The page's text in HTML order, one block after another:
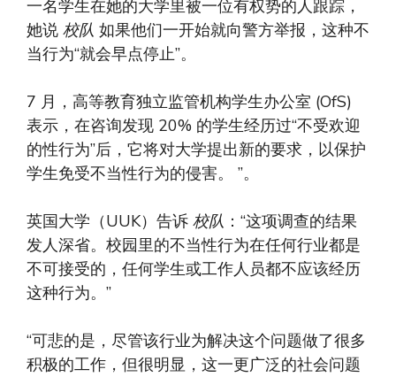
一名学生在她的大学里被一位有权势的人跟踪，
她说 校队 如果他们一开始就向警方举报，这种不
当行为“就会早点停止”。
7 月，高等教育独立监管机构学生办公室 (OfS)
表示，在咨询发现 20% 的学生经历过“不受欢迎
的性行为”后，它将对大学提出新的要求，以保护
学生免受不当性行为的侵害。 ”。
英国大学（UUK）告诉 校队 ：“这项调查的结果
发人深省。校园里的不当性行为在任何行业都是
不可接受的，任何学生或工作人员都不应该经历
这种行为。”
“可悲的是，尽管该行业为解决这个问题做了很多
积极的工作，但很明显，这一更广泛的社会问题